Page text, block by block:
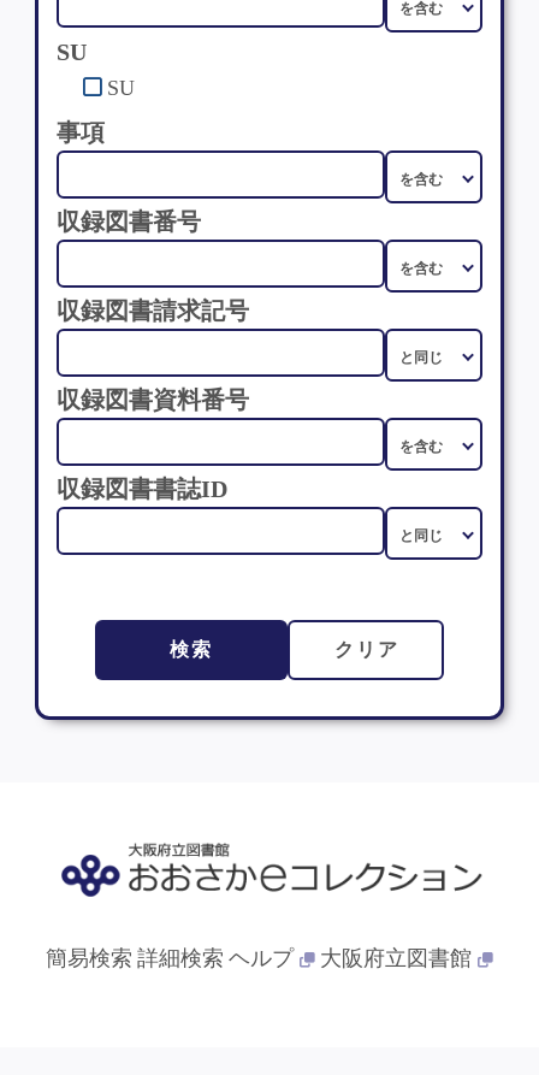
SU
SU
事項
収録図書番号
収録図書請求記号
収録図書資料番号
収録図書書誌ID
検索 クリア
簡易検索 詳細検索 ヘルプ 大阪府立図書館